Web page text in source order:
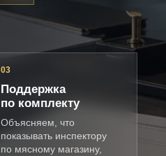
03
Поддержка
по комплекту
Объясняем, что
показывать инспектору
по мясному магазину,